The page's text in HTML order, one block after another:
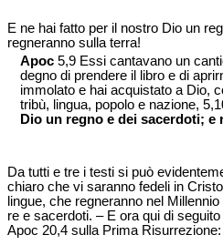
E ne hai fatto per il nostro Dio un
regneranno sulla terra!
Apoc 5,9 Essi cantavano un
degno di prendere il libro e di
immolato e hai acquistato a Dio,
tribù, lingua, popolo e nazione,
Dio un regno e dei sacerdoti; e
Da tutti e tre i testi si può
chiaro che vi saranno fedeli in
lingue, che regneranno nel
re e sacerdoti. – E ora qui di
Apoc 20,4 sulla Prima Risurrezione: